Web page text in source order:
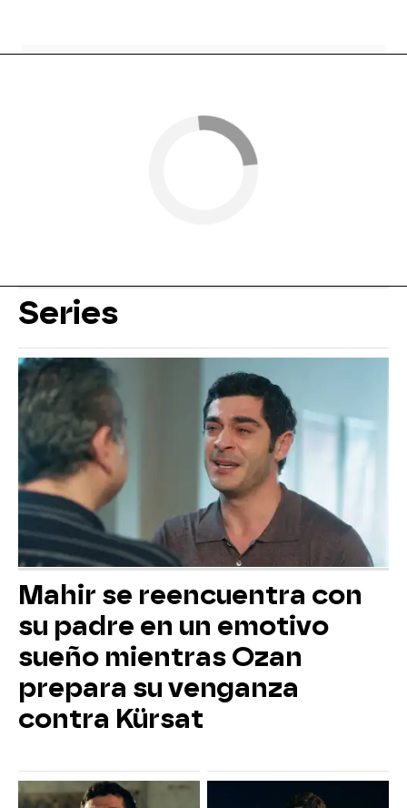
Series
Mahir se reencuentra con
su padre en un emotivo
sueño mientras Ozan
prepara su venganza
contra Kürsat